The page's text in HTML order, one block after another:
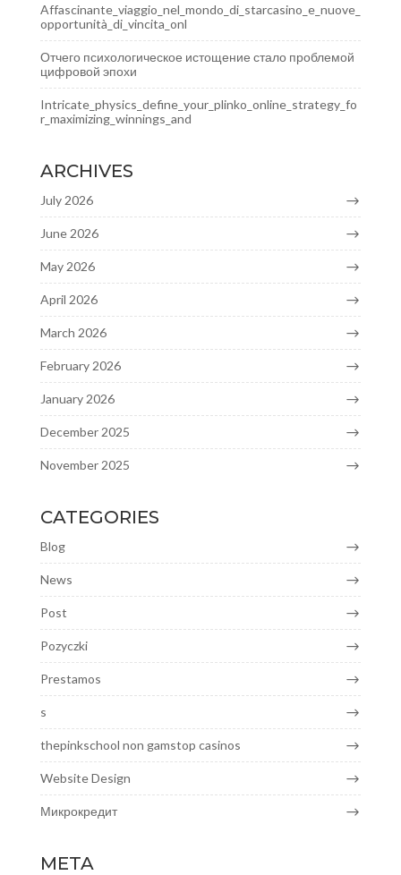
Affascinante_viaggio_nel_mondo_di_starcasino_e_nuove_
opportunità_di_vincita_onl
Отчего психологическое истощение стало проблемой
цифровой эпохи
Intricate_physics_define_your_plinko_online_strategy_fo
r_maximizing_winnings_and
ARCHIVES
July 2026
June 2026
May 2026
April 2026
March 2026
February 2026
January 2026
December 2025
November 2025
CATEGORIES
Blog
News
Post
Pozyczki
Prestamos
s
thepinkschool non gamstop casinos
Website Design
Микрокредит
META